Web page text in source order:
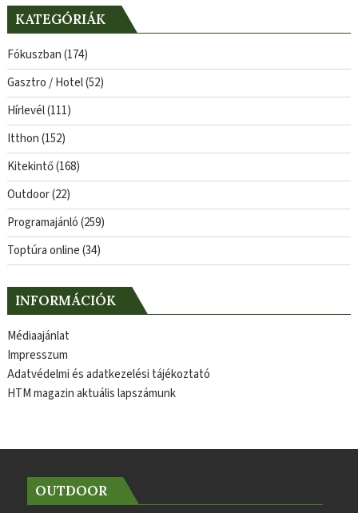
KATEGÓRIÁK
Fókuszban(174)
Gasztro / Hotel(52)
Hírlevél(111)
Itthon(152)
Kitekintő(168)
Outdoor(22)
Programajánló(259)
Toptúra online(34)
INFORMÁCIÓK
Médiaajánlat
Impresszum
Adatvédelmi és adatkezelési tájékoztató
HTM magazin aktuális lapszámunk
OUTDOOR